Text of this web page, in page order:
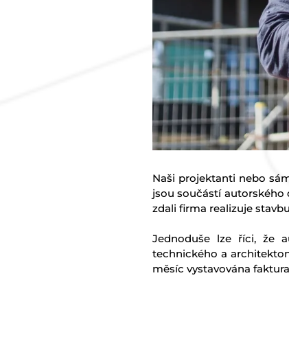
Naši projektanti nebo
jsou součástí autorského
zdali firma realizuje
Jednoduše lze říci, že
technického a
měsíc vystavována